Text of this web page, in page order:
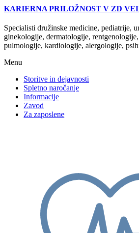
KARIERNA PRILOŽNOST V ZD
Specialisti družinske medicine, pediatrije,
ginekologije, dermatologije,
pulmologije, kardiologije, alergologije,
Menu
Storitve in dejavnosti
Spletno naročanje
Informacije
Zavod
Za zaposlene